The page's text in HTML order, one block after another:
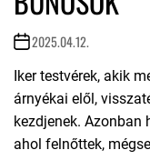
2025.04.12.
Iker testvérek, akik
árnyékai elől,
kezdjenek. Azonban
ahol felnőttek,